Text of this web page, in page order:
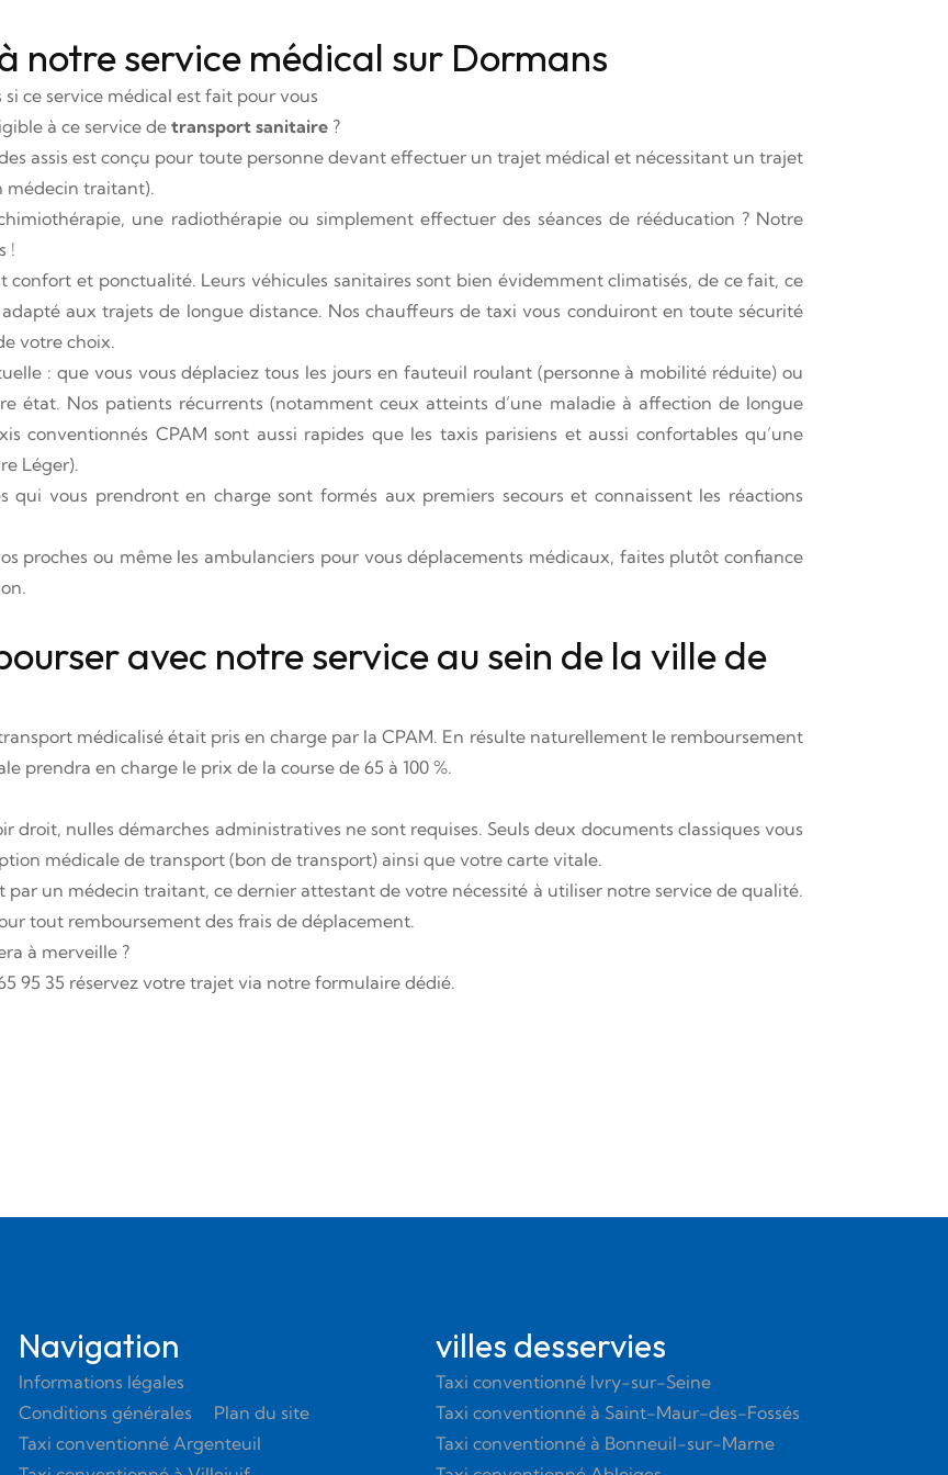
notre service médical sur Dormans
ce service médical est fait pour vous
à ce service detransport sanitaire ?
assis est conçu pour toute personne devant effectuer un trajet médical et nécessitant un trajet
médecin traitant).
une radiothérapie ou simplement effectuer des séances de rééducation ? Notre
!
confort et ponctualité. Leurs véhicules sanitaires sont bien évidemment climatisés, de ce fait, ce
aux trajets de longue distance. Nos chauffeurs de taxi vous conduiront en toute sécurité
votre choix.
: que vous vous déplaciez tous les jours en fauteuil roulant (personne à mobilité réduite) ou
état. Nos patients récurrents (notamment ceux atteints d’une maladie à affection de longue
conventionnés CPAM sont aussi rapides que les taxis parisiens et aussi confortables qu’une
Léger).
qui vous prendront en charge sont formés aux premiers secours et connaissent les réactions
proches ou même les ambulanciers pour vous déplacements médicaux, faites plutôt confiance
avec notre service au sein de la ville de
médicalisé était pris en charge par la CPAM. En résulte naturellement le remboursement
prendra en charge le prix de la course de 65 à 100 %.
droit, nulles démarches administratives ne sont requises. Seuls deux documents classiques vous
médicale de transport (bon de transport) ainsi que votre carte vitale.
un médecin traitant, ce dernier attestant de votre nécessité à utiliser notre service de qualité.
tout remboursement des frais de déplacement.
à merveille ?
95 35 réservez votre trajet via notre formulaire dédié.
Navigation
Informations légales
Conditions générales
Plan du site
Taxi conventionné Argenteuil
villes desservies
Taxi conventionné Ivry-sur-Seine
Taxi conventionné à Saint-Maur-des-Fossés
Taxi conventionné à Bonneuil-sur-Marne